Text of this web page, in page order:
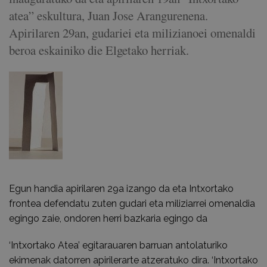
atea” eskultura, Juan Jose Arangurenena.
Apirilaren 29an, gudariei eta milizianoei omenaldi
beroa eskainiko die Elgetako herriak.
Egun handia apirilaren 29a izango da eta Intxortako
frontea defendatu zuten gudari eta miliziarrei omenaldia
egingo zaie, ondoren herri bazkaria egingo da
‘Intxortako Atea’ egitarauaren barruan antolaturiko
ekimenak datorren apirilerarte atzeratuko dira. ‘Intxortako